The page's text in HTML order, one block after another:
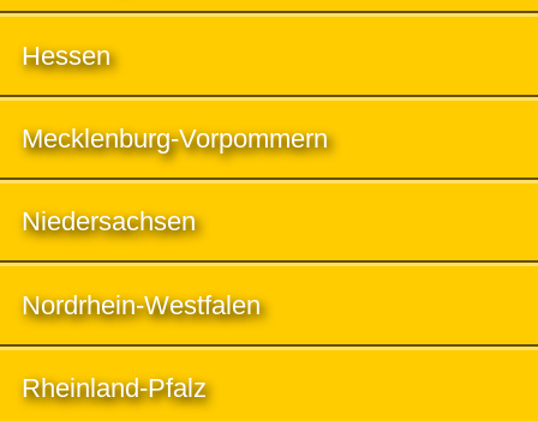
Hessen
Mecklenburg-Vorpommern
Niedersachsen
Nordrhein-Westfalen
Rheinland-Pfalz